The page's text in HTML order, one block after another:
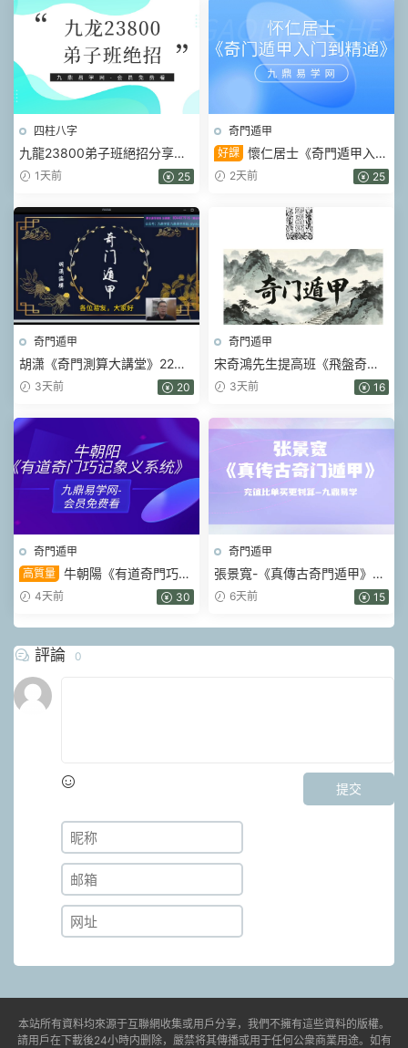
四柱八字
九龍23800弟子班絕招分享會
視頻6集
1天前 25
奇門遁甲
好課 懷仁居士《奇門遁甲入門
到精通》教學視頻32集
2天前 25
奇門遁甲
胡潇《奇門測算大講堂》22集
視頻3天前 20
奇門遁甲
宋奇鴻先生提高班《飛盤奇
門》奇門二期【原版】.pdf 90
3天前 16
奇門遁甲
高質量 牛朝陽《有道奇門巧記
象義系統》17集視頻 約3小時
4天前 30
奇門遁甲
張景寬-《真傳古奇門遁甲》15
集視頻
6天前 15
評論 0
提交
本站所有資料均來源于互聯網收集或用戶分享，我們不擁有這些資料的版權。
請用戶在下載後24小時内删除，嚴禁将其傳播或用于任何公衆商業用途。如有